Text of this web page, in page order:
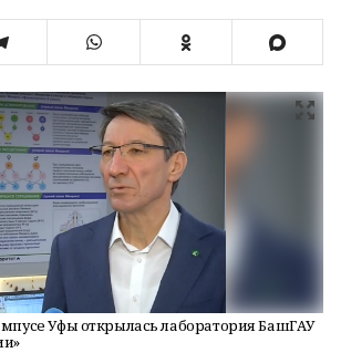
Уфы открылась лаборатория БашГАУ